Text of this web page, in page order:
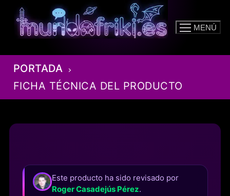
contenido
MENÚ
PORTADA
FICHA TÉCNICA DEL PRODUCTO
Este producto ha sido revisado por
Roger Casadejús Pérez.